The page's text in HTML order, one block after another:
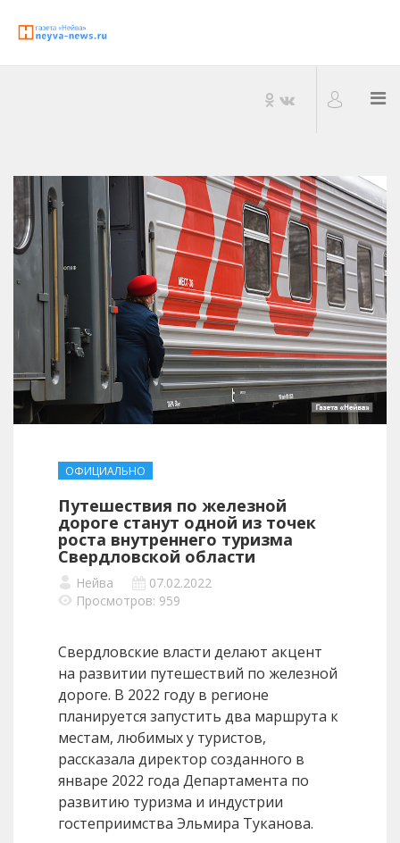
ОФИЦИАЛЬНО
Путешествия по железной
дороге станут одной из точек
роста внутреннего туризма
Свердловской области
Нейва
07.02.2022
Просмотров: 959
Свердловские власти делают акцент
на развитии путешествий по железной
дороге. В 2022 году в регионе
планируется запустить два маршрута к
местам, любимых у туристов,
рассказала директор созданного в
январе 2022 года Департамента по
развитию туризма и индустрии
гостеприимства Эльмира Туканова.